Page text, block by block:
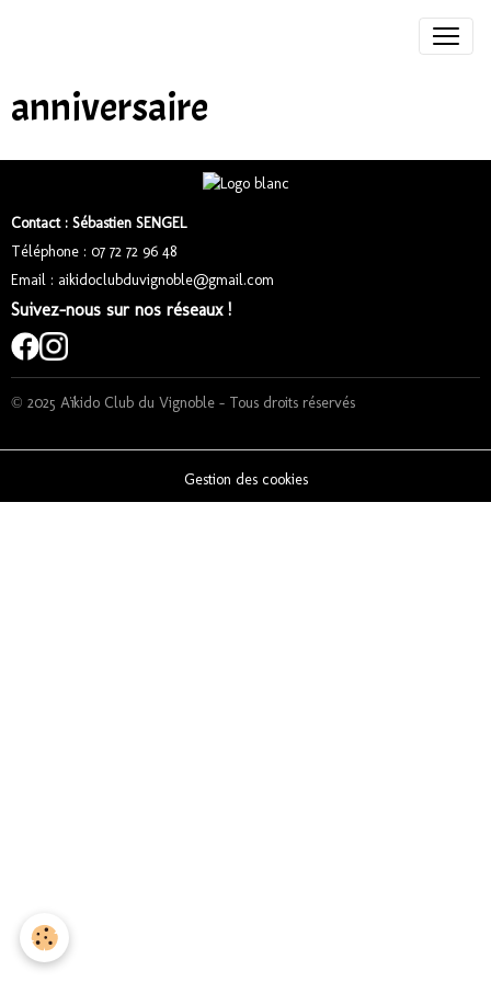
anniversaire
Contact : Sébastien SENGEL
Téléphone : 07 72 72 96 48
Email : aikidoclubduvignoble@gmail.com
Suivez-nous sur nos réseaux !
© 2025 Aïkido Club du Vignoble – Tous droits réservés
Gestion des cookies